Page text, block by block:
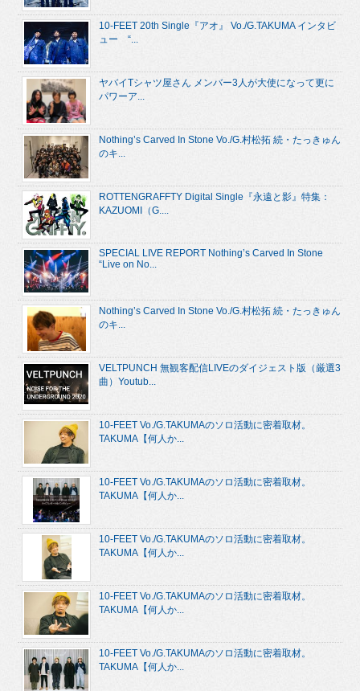
10-FEET 20th Single『アオ』 Vo./G.TAKUMA インタビ
ュー “...
ヤバイTシャツ屋さん メンバー3人が大使になって更に
パワーア...
Nothing’s Carved In Stone Vo./G.村松拓 続・たっきゅん
のキ...
ROTTENGRAFFTY Digital Single『永遠と影』特集：
KAZUOMI（G....
SPECIAL LIVE REPORT Nothing’s Carved In Stone
“Live on No...
Nothing’s Carved In Stone Vo./G.村松拓 続・たっきゅん
のキ...
VELTPUNCH 無観客配信LIVEのダイジェスト版（厳選3
曲）Youtub...
10-FEET Vo./G.TAKUMAのソロ活動に密着取材。
TAKUMA【何人か...
10-FEET Vo./G.TAKUMAのソロ活動に密着取材。
TAKUMA【何人か...
10-FEET Vo./G.TAKUMAのソロ活動に密着取材。
TAKUMA【何人か...
10-FEET Vo./G.TAKUMAのソロ活動に密着取材。
TAKUMA【何人か...
10-FEET Vo./G.TAKUMAのソロ活動に密着取材。
TAKUMA【何人か...